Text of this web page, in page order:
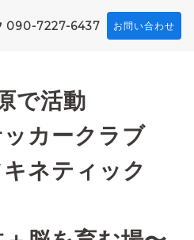
090-7227-6437 お問い合わせ
で活動
カークラブ
ネティック